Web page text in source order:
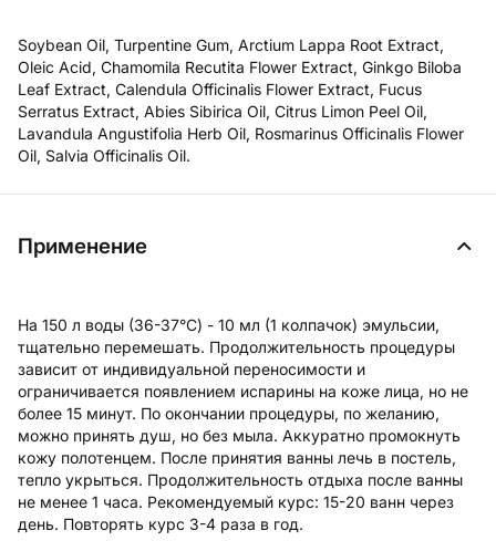
Soybean Oil, Turpentine Gum, Arctium Lappa Root Extract,
Oleic Acid, Chamomila Recutita Flower Extract, Ginkgo Biloba
Leaf Extract, Calendula Officinalis Flower Extract, Fucus
Serratus Extract, Abies Sibirica Oil, Citrus Limon Peel Oil,
Lavandula Angustifolia Herb Oil, Rosmarinus Officinalis Flower
Oil, Salvia Officinalis Oil.
Применение
На 150 л воды (36-37°C) - 10 мл (1 колпачок) эмульсии,
тщательно перемешать. Продолжительность процедуры
зависит от индивидуальной переносимости и
ограничивается появлением испарины на коже лица, но не
более 15 минут. По окончании процедуры, по желанию,
можно принять душ, но без мыла. Аккуратно промокнуть
кожу полотенцем. После принятия ванны лечь в постель,
тепло укрыться. Продолжительность отдыха после ванны
не менее 1 часа. Рекомендуемый курс: 15-20 ванн через
день. Повторять курс 3-4 раза в год.